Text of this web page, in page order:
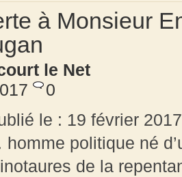
à Monsieur
le Net
0
le : 19 février
politique né
de la